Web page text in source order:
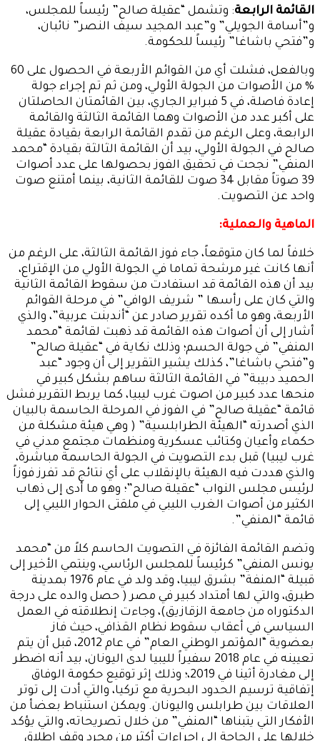
القائمة الرابعة: وتشمل “عقيلة صالح” رئيساً للمجلس،
و”أسامة الجويلي” و”عبد المجيد سيف النصر” نائبان،
و”فتحي باشاغا” رئيساً للحكومة.
وبالفعل، فشلت أي من القوائم الأربعة في الحصول على 60
% من الأصوات من الجولة الأولي، ومن ثم تم إجراء جولة
إعادة فاصلة، في 5 فبراير الجاري، بين القائمتان الحاصلتان
على أكبر عدد من الأصوات وهما القائمة الثالثة والقائمة
الرابعة، وعلى الرغم من تقدم القائمة الرابعة بقيادة عقيلة
صالح في الجولة الأولي، بيد أن القائمة الثالثة بقيادة “محمد
المنفي” نجحت في تحقيق الفوز بحصولها على عدد أصوات
39 صوتاً مقابل 34 صوت للقائمة الثانية، بينما أمتنع صوت
واحد عن التصويت.
الماهية والعملية:
خلافاً لما كان متوقعاً، جاء فوز القائمة الثالثة، على الرغم من
أنها كانت غير مرشحة تماما في الجولة الأولي من الإقتراع،
بيد أن هذه القائمة قد استفادت من سقوط القائمة الثانية
والتي كان على رأسها ” شريف الوافي” في مرحلة القوائم
الأربعة، وهو ما أكده تقرير صادر عن “أندبنت عربية”، والذي
أشار إلى أن أصوات هذه القائمة قد ذهبت لقائمة “محمد
المنفي” في جولة الحسم؛ وذلك نكاية في “عقيلة صالح”
و”فتحي باشاغا”، كذلك يشير التقرير إلى أن وجود “عبد
الحميد دبيبة” في القائمة الثالثة ساهم بشكل كبير في
منحها عدد كبير من اصوت غرب ليبيا، كما يربط التقرير فشل
قائمة “عقيلة صالح” في الفوز في المرحلة الحاسمة بالبيان
الذي أصدرته “الهيئة الطرابلسية” ( وهي هيئة مشكلة من
حكماء وأعيان وكتائب عسكرية ومنظمات مجتمع مدني في
غرب ليبيا) قبل بدء التصويت في الجولة الحاسمة مباشرة،
والذي هددت فيه الهيئة بالإنقلاب على أي نتائج قد تفرز فوزاً
لرئيس مجلس النواب “عقيلة صالح”؛ وهو ما أدى إلى ذهاب
الكثير من أصوات الغرب الليبي في ملقتى الحوار الليبي إلى
قائمة “المنفي”.
وتضم القائمة الفائزة في التصويت الحاسم كلاً من “محمد
يونس المنفي” كرئيساً للمجلس الرئاسي، وينتمي الأخير إلى
قبيلة “المنفة” بشرق ليبيا، وقد ولد في عام 1976 بمدينة
طبرق، والتي لها أمتداد كبير في مصر ( حصل والده على درجة
الدكتوراه من جامعة الزقازيق)، وجاءت إنطلاقته في العمل
السياسي في أعقاب سقوط نظام القذافي، حيث فاز
بعضوية “المؤتمر الوطني العام” في عام 2012، قبل أن يتم
تعيينه في عام 2018 سفيراً لليبيا لدى اليونان، بيد أنه اضطر
إلى مغادرة أثينا في 2019،؛ وذلك إثر توقيع حكومة الوفاق
إتفاقية ترسيم الحدود البحرية مع تركيا، والتي أدت إلى توتر
العلاقات بين طرابلس واليونان. ويمكن استنباط بعضأ من
الأفكار التي يتبناها “المنفي” من خلال تصريحاته، والتي يؤكد